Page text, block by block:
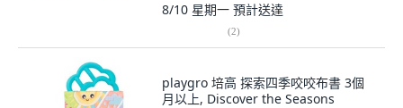
8/10 星期一 預計送達
(2)
playgro 培高 探索四季咬咬布書 3個
月以上, Discover the Seasons